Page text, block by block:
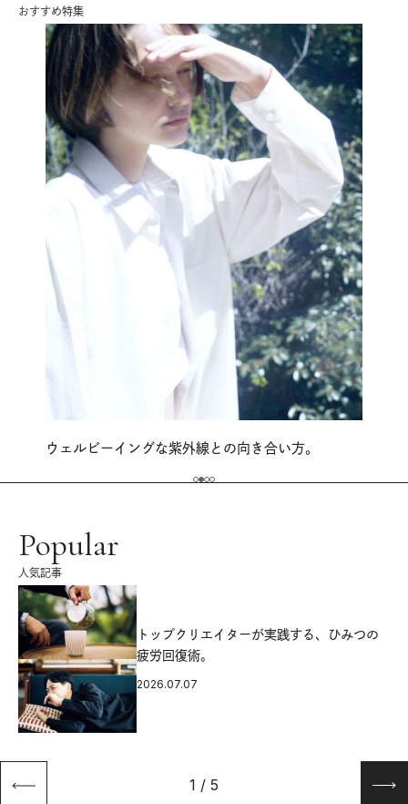
おすすめ特集
ウェルビーイングな紫外線との向き合い方。
Popular
人気記事
トップクリエイターが実践する、ひみつの
疲労回復術。
2026.07.07
1 / 5